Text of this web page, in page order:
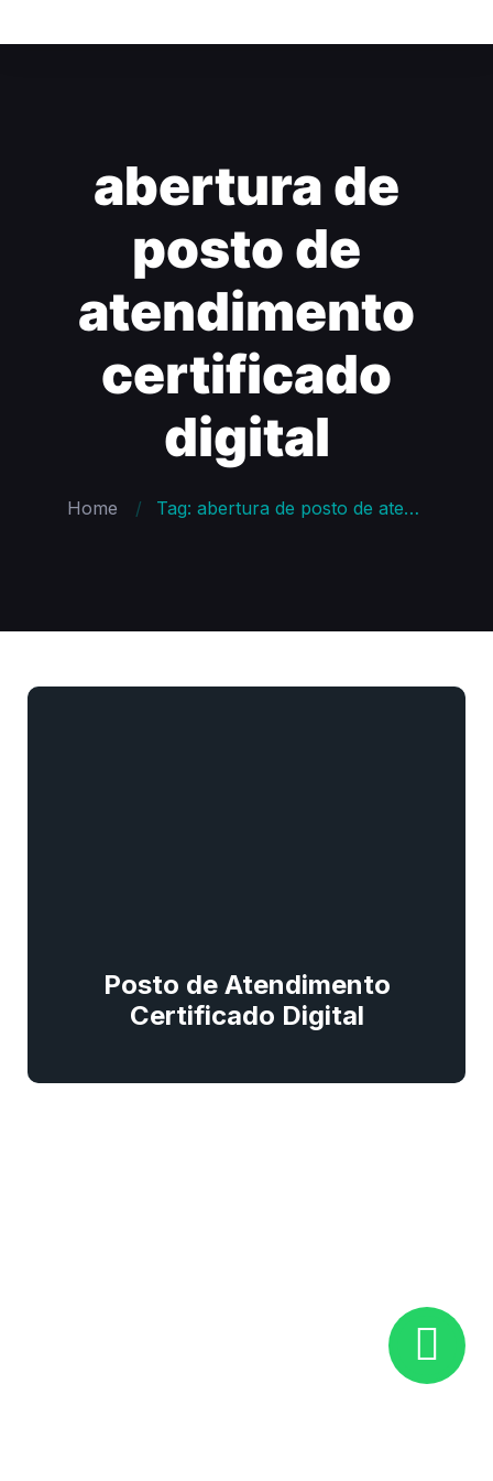
abertura de
posto de
atendimento
certificado
digital
Home Tag: abertura de posto de atendimento certificado digital
Posto de Atendimento
Certificado Digital